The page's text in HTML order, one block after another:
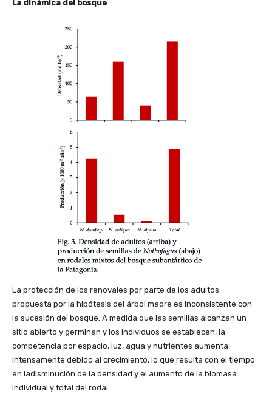
La dinámica del bosque
La protección de los renovales por parte de los adultos
propuesta por la hipótesis del árbol madre es inconsistente con
la sucesión del bosque. A medida que las semillas alcanzan un
sitio abierto y germinan y los individuos se establecen, la
competencia por espacio, luz, agua y nutrientes aumenta
intensamente debido al crecimiento, lo que resulta con el tiempo
en ladisminución de la densidad y el aumento de la biomasa
individual y total del rodal.